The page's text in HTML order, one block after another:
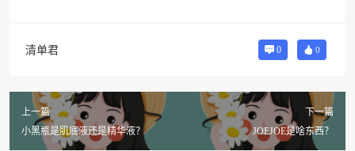
清单君 0 0
上一篇
小黑瓶是肌底液还是精华液？
下一篇
JOEJOE是啥东西？